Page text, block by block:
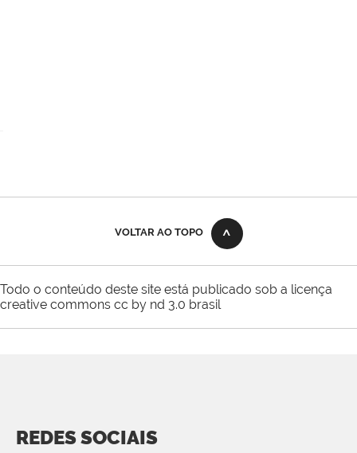
VOLTAR AO TOPO
Todo o conteúdo deste site está publicado sob a licença
creative commons cc by nd 3.0 brasil
REDES SOCIAIS